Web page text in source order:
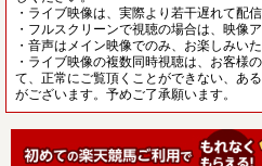
・ライブ映像は、実際より若干遅れて配信
・フルスクリーンで視聴の場合は、映像
・音声はメイン映像でのみ、お楽しみいた
・ライブ映像の複数同時視聴は、お客様
て、正常にご覧頂くことができない、あ
がございます。予めご了承願います。